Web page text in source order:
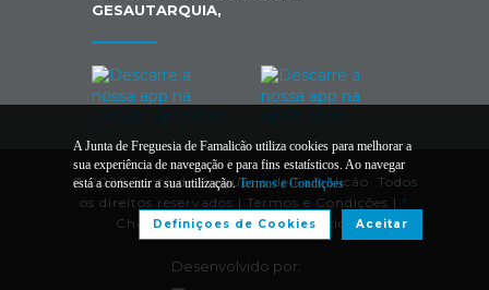
GESAUTARQUIA,
© 2026 Junta de Freguesia de Famalicão. Todos
os direitos reservados | Termos e Condições | *
Chamada para a rede fixa nacional.
Desenvolvido por:
A Junta de Freguesia de Famalicão utiliza cookies para melhorar a
sua experiência de navegação e para fins estatísticos. Ao navegar
está a consentir a sua utilização.Termos e Condições
Aceitar
Definiçoes de Cookies